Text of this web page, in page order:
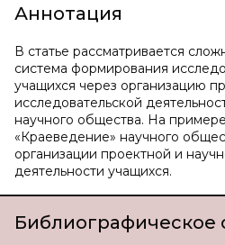
Аннотация
В статье рассматривается
система формирования
учащихся через организацию
исследовательской
научного общества. На
«Краеведение» научного
организации проектной и
деятельности учащихся.
Библиографическое